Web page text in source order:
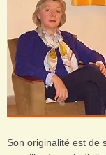
Son originalité est de